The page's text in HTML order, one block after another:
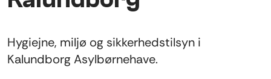
Hygiejne, miljø og sikkerhedstilsyn i
Kalundborg Asylbørnehave.